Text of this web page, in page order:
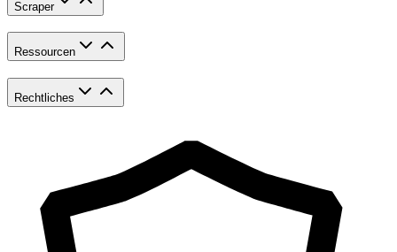
Scraper
Ressourcen
Rechtliches